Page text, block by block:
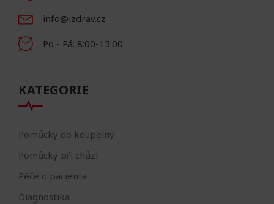
info@izdrav.cz
Po - Pá: 8:00-15:00
KATEGORIE
Pomůcky do koupelny
Pomůcky při chůzi
Péče o pacienta
Diagnostika